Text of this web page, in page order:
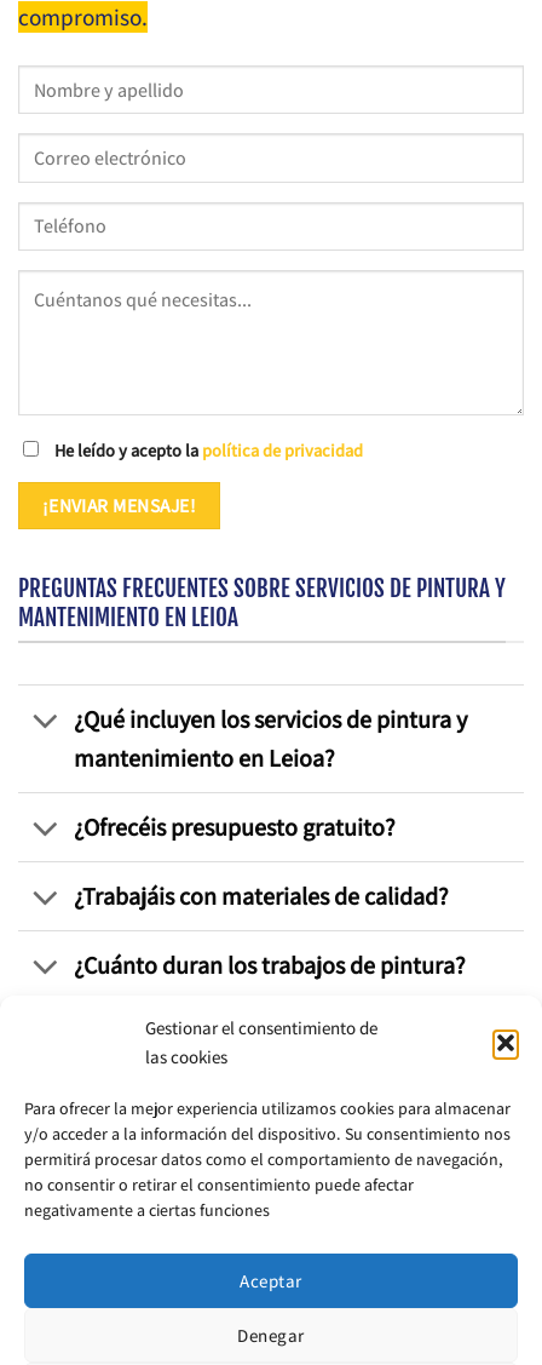
Gestionar el consentimiento de
las cookies
Para ofrecer la mejor experiencia utilizamos cookies para almacenar
y/o acceder a la información del dispositivo. Su consentimiento nos
permitirá procesar datos como el comportamiento de navegación,
no consentir o retirar el consentimiento puede afectar
negativamente a ciertas funciones
Aceptar
Denegar
compromiso.
He leído y acepto la política de privacidad
PREGUNTAS FRECUENTES SOBRE SERVICIOS DE PINTURA Y
MANTENIMIENTO EN LEIOA
¿Qué incluyen los servicios de pintura y
mantenimiento en Leioa?
¿Ofrecéis presupuesto gratuito?
¿Trabajáis con materiales de calidad?
¿Cuánto duran los trabajos de pintura?
¿Podéis intervenir en fachadas
exteriores en Leioa?
¿Realizáis mantenimiento periódico
para comunidades o empresas?